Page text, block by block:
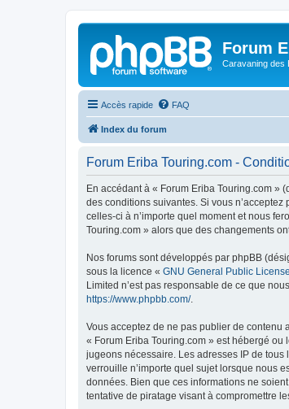
Forum
Caravaning des
Accès rapide FAQ
Index du forum
Forum Eriba Touring.com -
En accédant à « Forum Eriba Touring.com »
des conditions suivantes. Si vous
celles-ci à n’importe quel moment et nous
Touring.com » alors que des changements
Nos forums sont développés par phpBB
sous la licence « GNU General Public
Limited n’est pas responsable de ce que
https://www.phpbb.com/.
Vous acceptez de ne pas publier de contenu
« Forum Eriba Touring.com » est hébergé
jugeons nécessaire. Les adresses IP de
verrouille n’importe quel sujet lorsque nous
données. Bien que ces informations ne
tentative de piratage visant à compromettre